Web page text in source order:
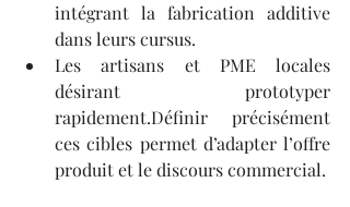
intégrant la fabrication additive
dans leurs cursus.
Les artisans et PME locales
désirant prototyper
rapidement.Définir précisément
ces cibles permet d’adapter l’offre
produit et le discours commercial.